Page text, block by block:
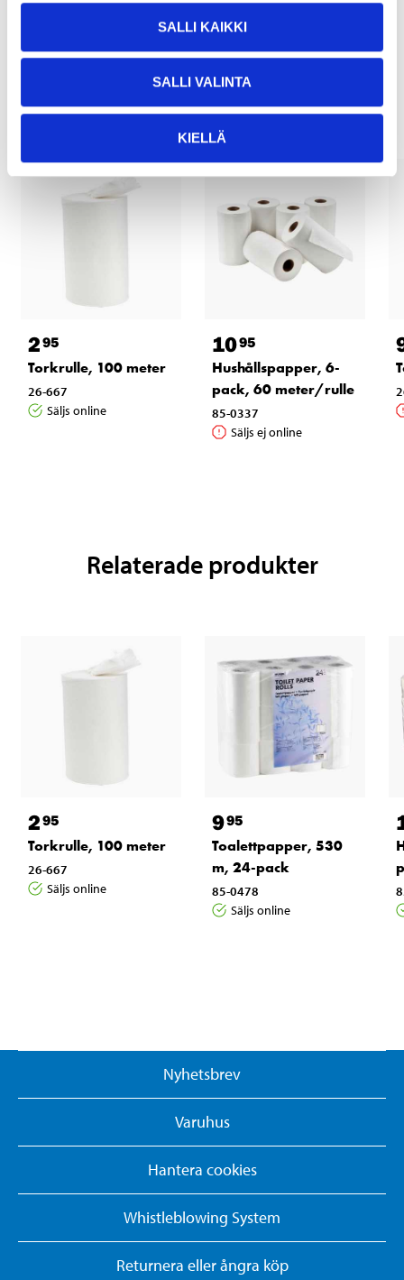
SALLI KAIKKI
SALLI VALINTA
KIELLÄ
LÄS MER
Andra kunder köpte också
295
Torkrulle, 100 meter
26-667
Säljs online
1095
Hushållspapper, 6-
pack, 60 meter/rulle
85-0337
Säljs ej online
Relaterade produkter
295
Torkrulle, 100 meter
26-667
Säljs online
995
Toalettpapper, 530
m, 24-pack
85-0478
Säljs online
Nyhetsbrev
Varuhus
Hantera cookies
Whistleblowing System
Returnera eller ångra köp